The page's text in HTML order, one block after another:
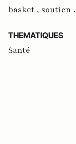
basket , soutien ,
THEMATIQUES
Santé